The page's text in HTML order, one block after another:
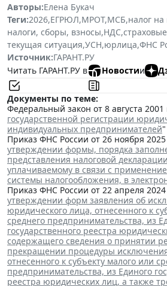
Авторы:Елена Букач
Теги:2026,ЕГРЮЛ,МРОТ,МСБ,налог
налоги, сборы, взносы,НДС,
текущая ситуация,УСН,юрлица,ФНС
Источник:ГАРАНТ.РУ
Читать ГАРАНТ.РУ в
Новостии
Документы по теме:
Федеральный закон от 8 августа
государственной регистрации
индивидуальных предпринимателей"
Приказ ФНС России от 26 ноября
утверждении формы, порядка
представления налоговой
уплачиваемому в связи с
системы налогообложения, в
Приказ ФНС России от 22 апреля
утверждении форм заявления об
юридического лица, отнесенного к
среднего предпринимательства, из
государственного реестра
содержащего сведения о принятии
прекращении процедуры
отнесенного к субъекту малого или
предпринимательства, из Единого
реестра юридических лиц, а также